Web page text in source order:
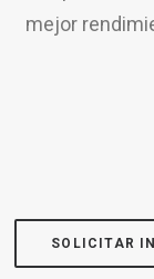
mejor
SOLICITAR